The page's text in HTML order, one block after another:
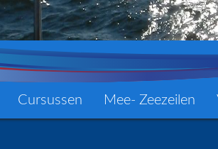
Cursussen Mee- Zeezeilen